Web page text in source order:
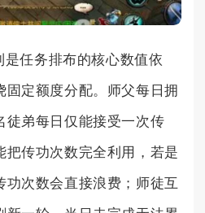
任务排布的核心数值依
固定额度分配。师父每日拥
徒弟每日仅能接受一次传
把传功次数完全利用，若是
功次数会直接浪费；师徒互